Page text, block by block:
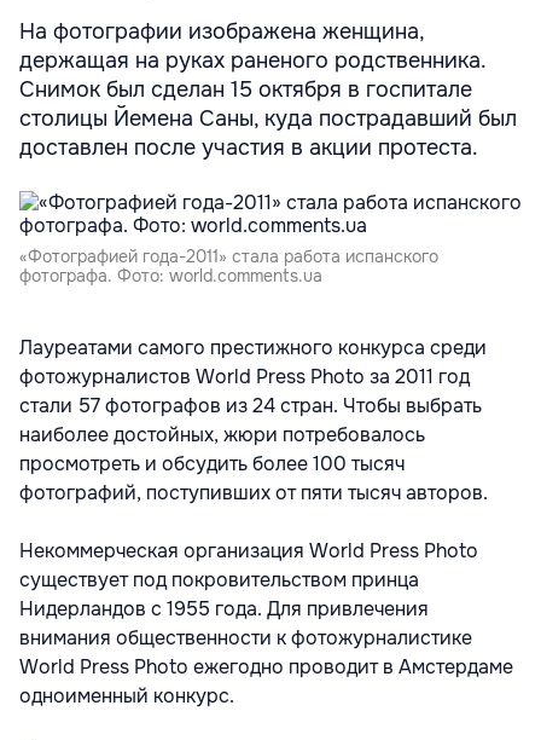
На фотографии изображена женщина,
держащая на руках раненого родственника.
Снимок был сделан 15 октября в госпитале
столицы Йемена Саны, куда пострадавший был
доставлен после участия в акции протеста.
«Фотографией года-2011» стала работа испанского
фотографа. Фото: world.comments.ua
Лауреатами самого престижного конкурса среди
фотожурналистов World Press Photo за 2011 год
стали 57 фотографов из 24 стран. Чтобы выбрать
наиболее достойных, жюри потребовалось
просмотреть и обсудить более 100 тысяч
фотографий, поступивших от пяти тысяч авторов.
Некоммерческая организация World Press Photo
существует под покровительством принца
Нидерландов с 1955 года. Для привлечения
внимания общественности к фотожурналистике
World Press Photo ежегодно проводит в Амстердаме
одноименный конкурс.